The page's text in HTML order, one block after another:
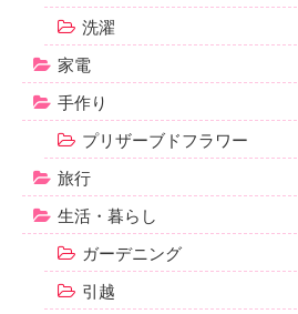
洗濯
家電
手作り
プリザーブドフラワー
旅行
生活・暮らし
ガーデニング
引越